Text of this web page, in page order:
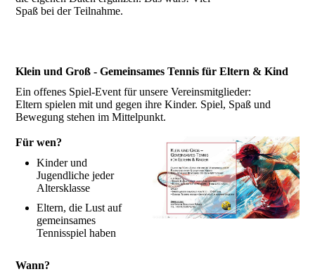
Spaß bei der Teilnahme.
Klein und Groß - Gemeinsames Tennis für Eltern & Kind
Ein offenes Spiel-Event für unsere Vereinsmitglieder:
Eltern spielen mit und gegen ihre Kinder. Spiel, Spaß und
Bewegung stehen im Mittelpunkt.
Für wen?
Kinder und
Jugendliche jeder
Altersklasse
Eltern, die Lust auf
gemeinsames
Tennisspiel haben
Wann?